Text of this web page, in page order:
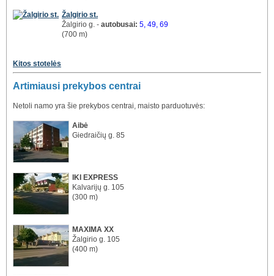
Žalgirio st.
Žalgirio g. - autobusai: 5, 49, 69
(700 m)
Kitos stotelės
Artimiausi prekybos centrai
Netoli namo yra šie prekybos centrai, maisto parduotuvės:
Aibė
Giedraičių g. 85
IKI EXPRESS
Kalvarijų g. 105
(300 m)
MAXIMA XX
Žalgirio g. 105
(400 m)